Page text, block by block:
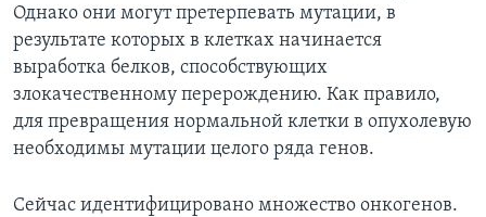
Языки
Однако они могут претерпевать мутации, в
результате которых в клетках начинается
выработка белков, способствующих
злокачественному перерождению. Как правило,
для превращения нормальной клетки в опухолевую
необходимы мутации целого ряда генов.
Сейчас идентифицировано множество онкогенов.